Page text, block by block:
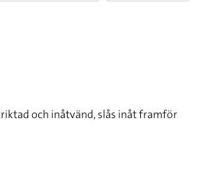
och inåtvänd, slås inåt framför